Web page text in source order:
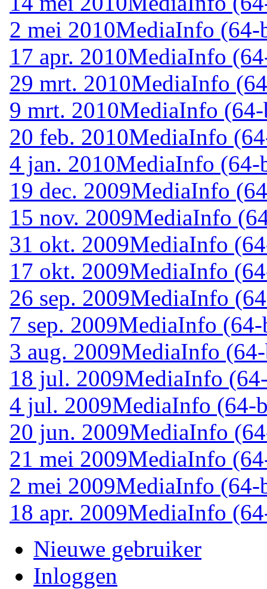
2 mei 2010MediaInfo
17 apr. 2010MediaInfo
29 mrt. 2010MediaInfo
9 mrt. 2010MediaInfo
20 feb. 2010MediaInfo
4 jan. 2010MediaInfo
19 dec. 2009MediaInfo
15 nov. 2009MediaInfo
31 okt. 2009MediaInfo
17 okt. 2009MediaInfo
26 sep. 2009MediaInfo
7 sep. 2009MediaInfo
3 aug. 2009MediaInfo
18 jul. 2009MediaInfo
4 jul. 2009MediaInfo (64-
20 jun. 2009MediaInfo
21 mei 2009MediaInfo
2 mei 2009MediaInfo
18 apr. 2009MediaInfo
Nieuwe gebruiker
Inloggen